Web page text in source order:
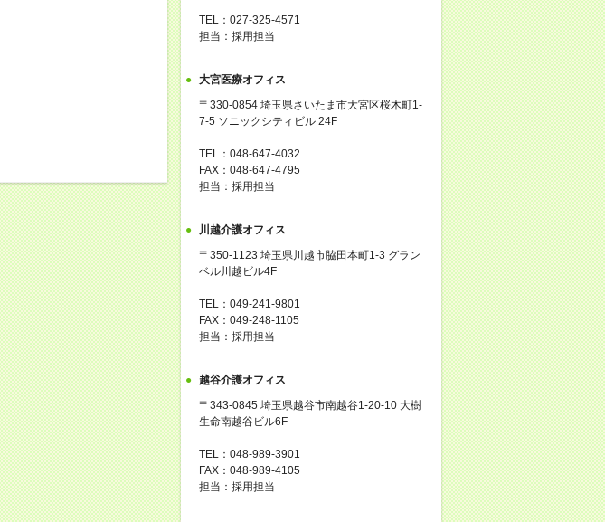
TEL：027-325-4571
担当：採用担当
大宮医療オフィス
〒330-0854 埼玉県さいたま市大宮区桜木町1-
7-5 ソニックシティビル 24F
TEL：048-647-4032
FAX：048-647-4795
担当：採用担当
川越介護オフィス
〒350-1123 埼玉県川越市脇田本町1-3 グラン
ベル川越ビル4F
TEL：049-241-9801
FAX：049-248-1105
担当：採用担当
越谷介護オフィス
〒343-0845 埼玉県越谷市南越谷1-20-10 大樹
生命南越谷ビル6F
TEL：048-989-3901
FAX：048-989-4105
担当：採用担当